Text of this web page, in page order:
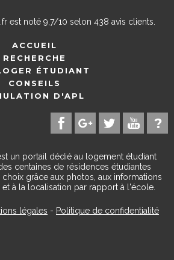
est noté 9,7/10 selon 438 avis clients.
ACCUEIL
RECHERCHE
ÉTUDIANT
CONSEILS
D'APL
un portail dédié au logement étudiant
centaines de résidences étudiantes
grâce aux photos, aux informations
à la localisation par rapport à l'école.
légales - Politique de confidentialité